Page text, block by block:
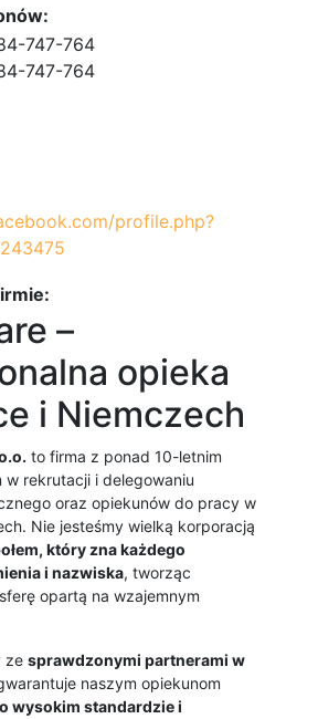
747-764
747-764
profile.php?
–
opieka
i Niemczech
to firma z ponad 10-letnim
w rekrutacji i delegowaniu
oraz opiekunów do pracy w
Nie jesteśmy wielką korporacją
który zna każdego
i nazwiska, tworząc
opartą na wzajemnym
ze sprawdzonymi partnerami w
naszym opiekunom
wysokim standardzie i